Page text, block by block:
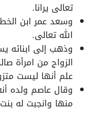
تعالى يرانا.
وسعد عمر ابن
الله تعالى.
وذهب إلى
الزواج من امرأة
علم أنها ليست
وقال عاصم ولده
منها وانجبت له